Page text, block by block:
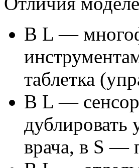
В L —
таблетка
В L —
дублировать
врача, в S —